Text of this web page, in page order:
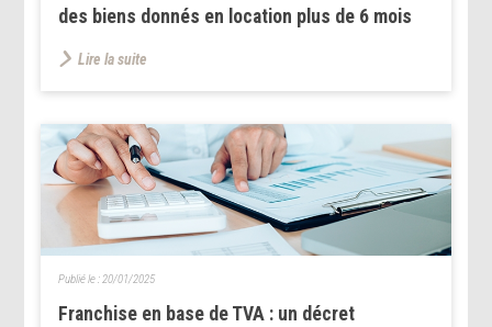
des biens donnés en location plus de 6 mois
Lire la suite
Franchise en base de TVA : un décret
Publié le : 20/01/2025